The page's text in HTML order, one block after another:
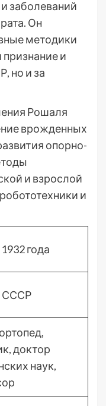
заболеваний
Он
методики
и
но и за
Рошаля
врожденных
опорно-
и взрослой
и
года
СССР
доктор
наук,